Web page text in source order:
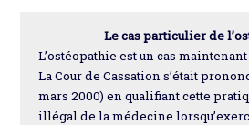
Le cas particulier de
L’ostéopathie est un cas
La Cour de Cassation s’était
mars 2000) en qualifiant cette
illégal de la médecine